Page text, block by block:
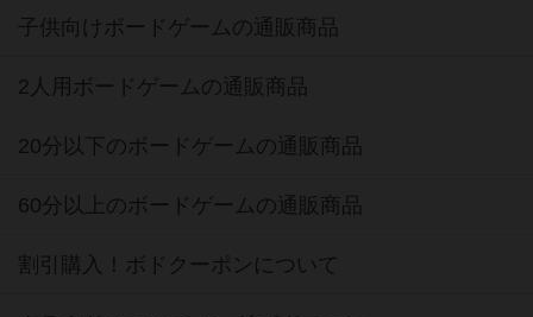
子供向けボードゲームの通販商品
2人用ボードゲームの通販商品
20分以下のボードゲームの通販商品
60分以上のボードゲームの通販商品
割引購入！ボドクーポンについて